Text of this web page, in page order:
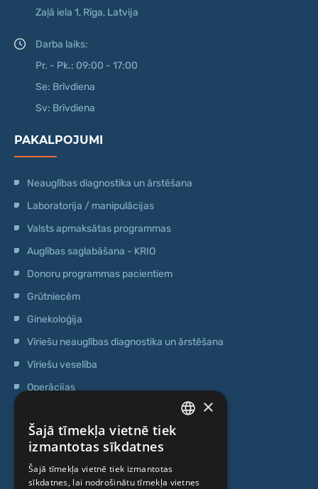
Zaļā iela 1, Rīga, Latvija
Darba laiks:
Pr. - Pk.: 09:00 - 17:00
Se: Brīvdiena
Sv: Brīvdiena
PAKALPOJUMI
Neauglības diagnostika un ārstēšana
Laboratorija / manipulācijas
Valsts apmaksātas programmas
Auglības saglabāšana - KRIO
Donoru programmas pacientiem
Grūtniecēm
Ginekoloģija
Vīriešu neauglības diagnostika un ārstēšana
Vīriešu veselība
Operācijas
Anti-age speciālista konsultācija
Ambulatorais centrs
Cilmes šūnu centrs
LATVIAN
RUSSIAN
×
Šajā tīmekļa vietnē tiek
izmantotas sīkdatnes
Šajā tīmekļa vietnē tiek izmantotas
sīkdatnes, lai nodrošinātu tīmekļa vietnes